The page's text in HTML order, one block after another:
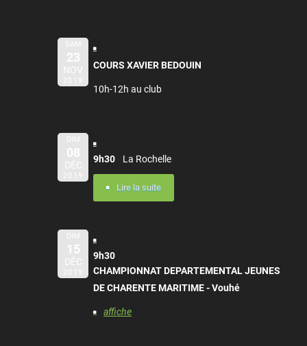
SAM
23
NOV
2019
COURS XAVIER BEDOUIN
10h-12h au club
DIM
08
DÉC
2019
9h30 La Rochelle
Lire la suite
DIM
15
DÉC
2019
9h30
CHAMPIONNAT DEPARTEMENTAL JEUNES
DE CHARENTE MARITIME - Vouhé
affiche